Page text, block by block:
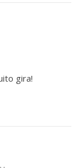
gira!